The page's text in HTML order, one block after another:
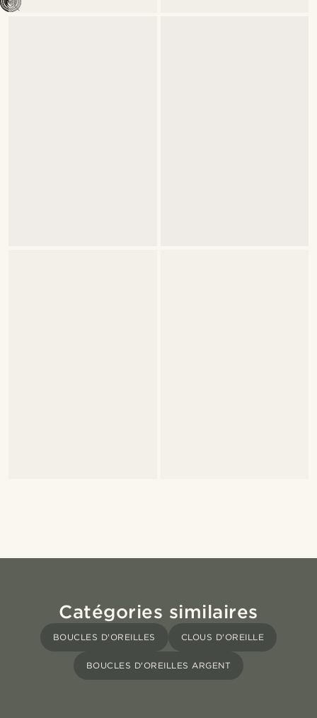
Catégories similaires
BOUCLES D'OREILLES CLOUS D'OREILLE
BOUCLES D'OREILLES ARGENT